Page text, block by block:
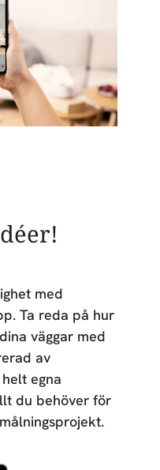
med
Ta reda på hur
väggar med
av
egna
du behöver för